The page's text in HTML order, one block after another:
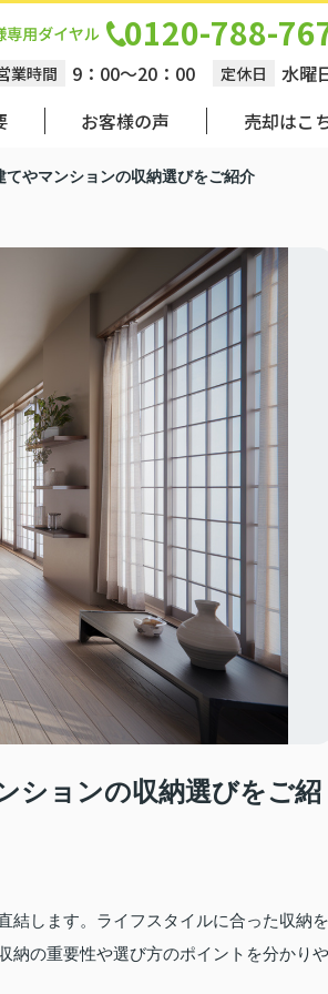
0120-788-
業時間 9：00～20：00 定休日
水曜
お客様の声 売却はこ
やマンションの収納選びをご紹介
ションの収納選びをご紹
結します。ライフスタイルに合った収納を
納の重要性や選び方のポイントを分かりや